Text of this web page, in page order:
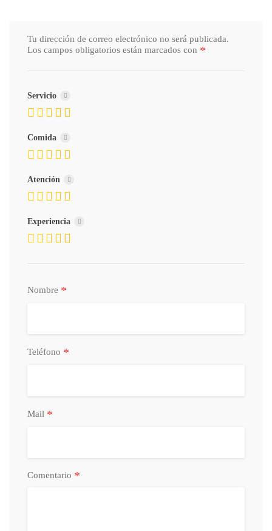
Tu dirección de correo electrónico no será publicada.
Los campos obligatorios están marcados con *
Servicio
Comida
Atención
Experiencia
Nombre *
Teléfono *
Mail *
Comentario *